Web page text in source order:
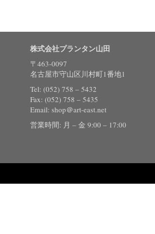
株式会社プランタン山田
〒463-0097
名古屋市守山区川村町1番地1
Tel: (052) 758 – 5432
Fax: (052) 758 – 5435
Email: shop＠art-east.net
営業時間: 月 – 金 9:00 – 17:00